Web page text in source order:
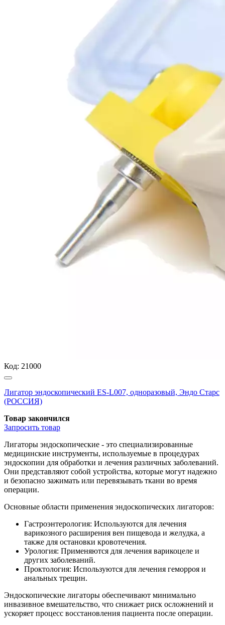
Код: 21000
Лигатор эндоскопический ES-L007, одноразовый, Эндо Старс
(РОССИЯ)
Товар закончился
Запросить товар
Лигаторы эндоскопические - это специализированные
медицинские инструменты, используемые в процедурах
эндоскопии для обработки и лечения различных заболеваний.
Они представляют собой устройства, которые могут надежно
и безопасно зажимать или перевязывать ткани во время
операции.
Основные области применения эндоскопических лигаторов:
Гастроэнтерология: Используются для лечения
варикозного расширения вен пищевода и желудка, а
также для остановки кровотечения.
Урология: Применяются для лечения варикоцеле и
других заболеваний.
Проктология: Используются для лечения геморроя и
анальных трещин.
Эндоскопические лигаторы обеспечивают минимально
инвазивное вмешательство, что снижает риск осложнений и
ускоряет процесс восстановления пациента после операции.